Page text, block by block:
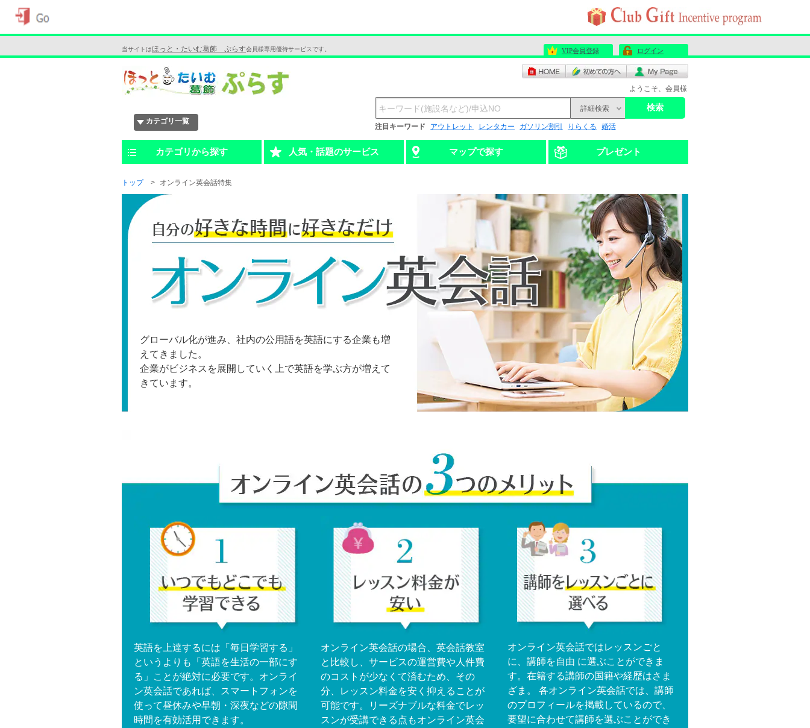
当サイトはほっと・たいむ葛飾 ぷらす会員様専用優待サービスです。 VIP会員登録 ログイン
ようこそ、会員様
カテゴリ一覧
詳細検索 検索
注目キーワード アウトレット レンタカー ガソリン割引 りらくる 婚活
カテゴリから探す 人気・話題のサービス マップで探す プレゼント
トップ オンライン英会話特集
グローバル化が進み、社内の公用語を英語にする企業も増
えてきました。
企業がビジネスを展開していく上で英語を学ぶ方が増えて
きています。
英語を上達するには「毎日学習する」
というよりも「英語を生活の一部にす
る」ことが絶対に必要です。オンライ
ン英会話であれば、スマートフォンを
使って昼休みや早朝・深夜などの隙間
時間を有効活用できます。
オンライン英会話の場合、英会話教室
と比較し、サービスの運営費や人件費
のコストが少なくて済むため、その
分、レッスン料金を安く抑えることが
可能です。リーズナブルな料金でレッ
スンが受講できる点もオンライン英会
オンライン英会話ではレッスンごと
に、講師を自由 に選ぶことができま
す。在籍する講師の国籍や経歴はさま
ざま。 各オンライン英会話では、講師
のプロフィールを掲載しているので、
要望に合わせて講師を選ぶことができ